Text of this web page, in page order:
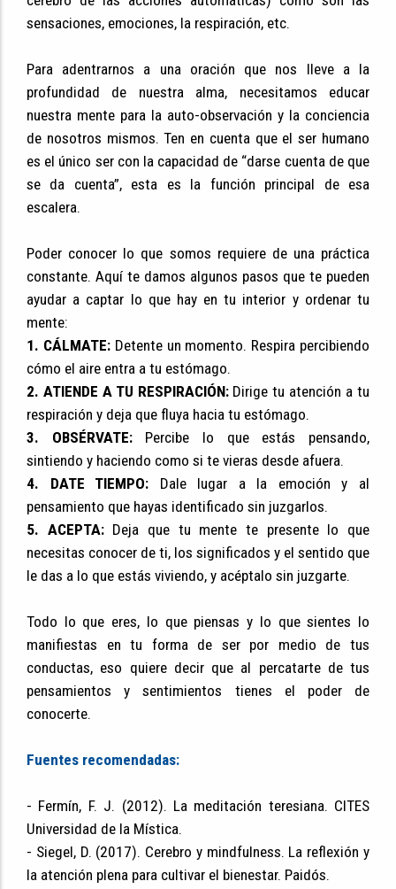
sensaciones, emociones, la respiración, etc.
Para adentrarnos a una oración que nos lleve a la
profundidad de nuestra alma, necesitamos educar
nuestra mente para la auto-observación y la conciencia
de nosotros mismos. Ten en cuenta que el ser humano
es el único ser con la capacidad de “darse cuenta de que
se da cuenta”, esta es la función principal de esa
escalera.
Poder conocer lo que somos requiere de una práctica
constante. Aquí te damos algunos pasos que te pueden
ayudar a captar lo que hay en tu interior y ordenar tu
mente:
1. CÁLMATE:Detente un momento. Respira percibiendo
cómo el aire entra a tu estómago.
2. ATIENDE A TU RESPIRACIÓN:Dirige tu atención a tu
respiración y deja que fluya hacia tu estómago.
3. OBSÉRVATE:Percibe lo que estás pensando,
sintiendo y haciendo como si te vieras desde afuera.
4. DATE TIEMPO: Dale lugar a la emoción y al
pensamiento que hayas identificado sin juzgarlos.
5. ACEPTA:Deja que tu mente te presente lo que
necesitas conocer de ti, los significados y el sentido que
le das a lo que estás viviendo, y acéptalo sin juzgarte.
Todo lo que eres, lo que piensas y lo que sientes lo
manifiestas en tu forma de ser por medio de tus
conductas, eso quiere decir que al percatarte de tus
pensamientos y sentimientos tienes el poder de
conocerte.
Fuentes recomendadas:
- Fermín, F. J. (2012). La meditación teresiana. CITES
Universidad de la Mística.
- Siegel, D. (2017). Cerebro y mindfulness. La reflexión y
la atención plena para cultivar el bienestar. Paidós.